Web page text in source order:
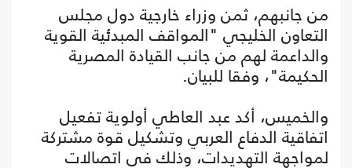
من جانبهم، ثمن وزراء خارجية دول مجلس
التعاون الخليجي "المواقف المبدئية القوية
والداعمة لهم من جانب القيادة المصرية
الحكيمة"، وفقا للبيان.
والخميس، أكد عبد العاطي أولوية تفعيل
اتفاقية الدفاع العربي وتشكيل قوة مشتركة
لمواجهة التهديدات، وذلك في اتصالات